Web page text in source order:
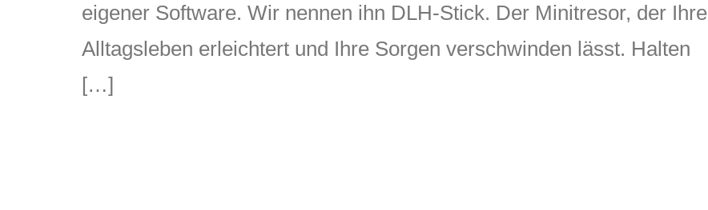
eigener Software. Wir nennen ihn DLH-Stick. Der Minitresor, der Ihre
Alltagsleben erleichtert und Ihre Sorgen verschwinden lässt. Halten
[…]